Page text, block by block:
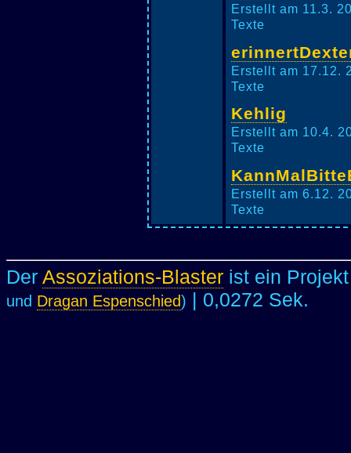
Erstellt am 11.3.
Texte
Erstellt am 17.12.
Texte
Kehlig
Erstellt am 10.4.
Texte
Erstellt am 6.12.
Texte
Der Assoziations-Blaster ist ein
und Dragan Espenschied) | 0,0272 Sek.